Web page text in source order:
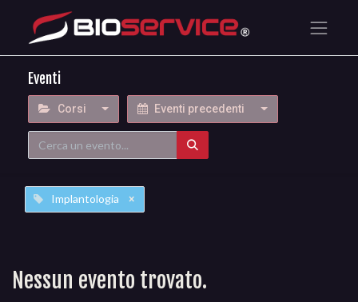
Eventi
Corsi Eventi precedenti
Implantologia ×
Nessun evento trovato.